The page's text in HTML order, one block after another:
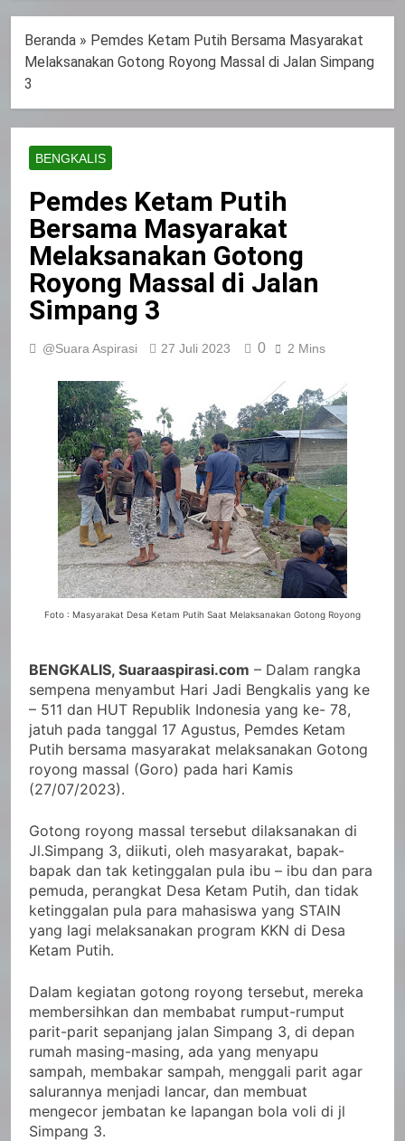
Beranda » Pemdes Ketam Putih Bersama Masyarakat
Melaksanakan Gotong Royong Massal di Jalan Simpang
3
BENGKALIS
Pemdes Ketam Putih
Bersama Masyarakat
Melaksanakan Gotong
Royong Massal di Jalan
Simpang 3
@Suara Aspirasi 27 Juli 2023 0 2 Mins
Foto : Masyarakat Desa Ketam Putih Saat Melaksanakan Gotong Royong
BENGKALIS, Suaraaspirasi.com – Dalam rangka
sempena menyambut Hari Jadi Bengkalis yang ke
– 511 dan HUT Republik Indonesia yang ke- 78,
jatuh pada tanggal 17 Agustus, Pemdes Ketam
Putih bersama masyarakat melaksanakan Gotong
royong massal (Goro) pada hari Kamis
(27/07/2023).
Gotong royong massal tersebut dilaksanakan di
Jl.Simpang 3, diikuti, oleh masyarakat, bapak-
bapak dan tak ketinggalan pula ibu – ibu dan para
pemuda, perangkat Desa Ketam Putih, dan tidak
ketinggalan pula para mahasiswa yang STAIN
yang lagi melaksanakan program KKN di Desa
Ketam Putih.
Dalam kegiatan gotong royong tersebut, mereka
membersihkan dan membabat rumput-rumput
parit-parit sepanjang jalan Simpang 3, di depan
rumah masing-masing, ada yang menyapu
sampah, membakar sampah, menggali parit agar
salurannya menjadi lancar, dan membuat
mengecor jembatan ke lapangan bola voli di jl
Simpang 3.